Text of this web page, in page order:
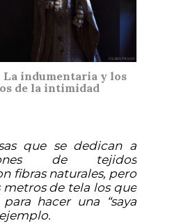
La indumentaria y los
de la intimidad
que se dedican a
de tejidos
fibras naturales, pero
metros de tela los que
hacer una “saya